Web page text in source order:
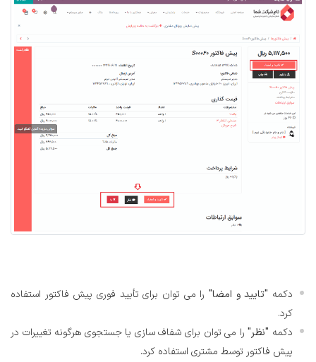
دکمه "تایید و امضا" را می توان برای تأیید فوری پیش فاکتور استفاده
کرد.
دکمه "نظر" را می توان برای شفاف سازی یا جستجوی هرگونه تغییرات در
پیش فاکتور توسط مشتری استفاده کرد.